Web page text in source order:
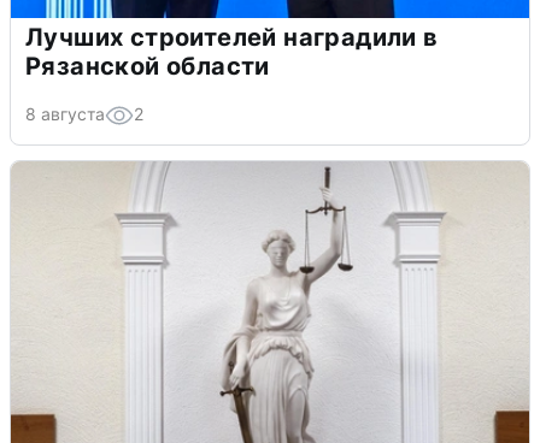
Лучших строителей наградили в
Рязанской области
8 августа 2